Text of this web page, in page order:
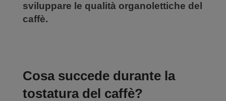
sviluppare le qualità organolettiche del
caffè.
Cosa succede durante la
tostatura del caffè?